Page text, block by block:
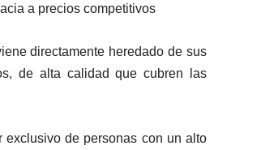
a precios competitivos
directamente heredado de sus
de alta calidad que cubren las
de personas con un alto